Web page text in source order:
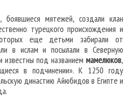
боявшиеся мятежей, создали клан
турецкого происхождения и
еще детьми забирали от
в ислам и посылали в Северную
известны под названием мамелюков,
в подчинении». К 1250 году
династию Айюбидов в Египте и